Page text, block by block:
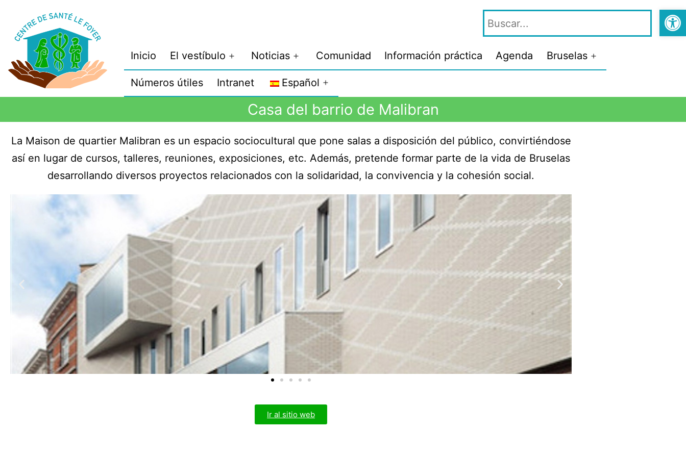
Abrir
Inicio El vestíbulo Noticias Comunidad Información práctica Agenda Bruselas
Números útiles Intranet Español
Casa del barrio de Malibran
La Maison de quartier Malibran es un espacio sociocultural que pone salas a disposición del público, convirtiéndose
así en lugar de cursos, talleres, reuniones, exposiciones, etc. Además, pretende formar parte de la vida de Bruselas
desarrollando diversos proyectos relacionados con la solidaridad, la convivencia y la cohesión social.
Ir al sitio web